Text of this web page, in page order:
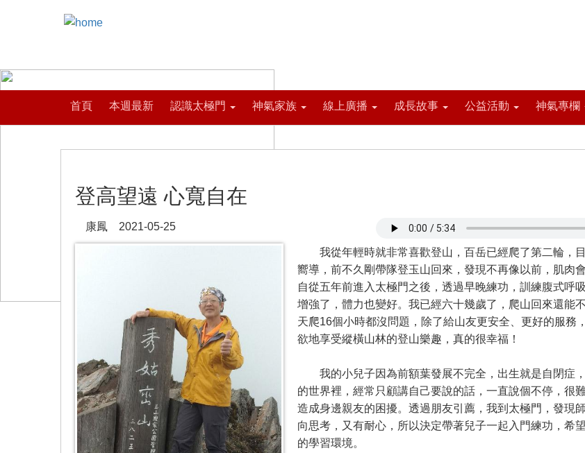
首頁 本週最新 認識太極門 神氣家族 線上廣播 成長故事 公益活動 神氣專欄
登高望遠 心寬自在
康鳳 2021-05-25
我從年輕時就非常喜歡登山，百岳已經爬了第二輪，
嚮導，前不久剛帶隊登玉山回來，發現不再像以前，肌肉會
自從五年前進入太極門之後，透過早晚練功，訓練腹式呼
增強了，體力也變好。我已經六十幾歲了，爬山回來還能
天爬16個小時都沒問題，除了給山友更安全、更好的服務
欲地享受縱橫山林的登山樂趣，真的很幸福！
我的小兒子因為前額葉發展不完全，出生就是自閉症
的世界裡，經常只顧講自己要說的話，一直說個不停，很
造成身邊親友的困擾。透過朋友引薦，我到太極門，發現
向思考，又有耐心，所以決定帶著兒子一起入門練功，希
的學習環境。